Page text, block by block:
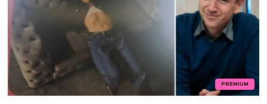
PREMIUM